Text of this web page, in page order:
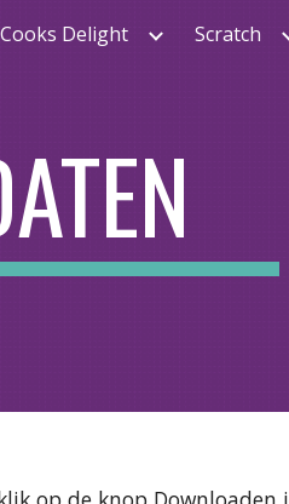
to navigation
Cooks Delight Scratch